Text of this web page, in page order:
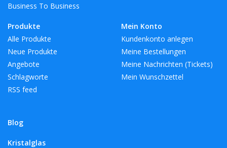
Business To Business
Produkte
Alle Produkte
Neue Produkte
Angebote
Schlagworte
RSS feed
Blog
Mein Konto
Kundenkonto anlegen
Meine Bestellungen
Meine Nachrichten (Tickets)
Mein Wunschzettel
Kristalglas